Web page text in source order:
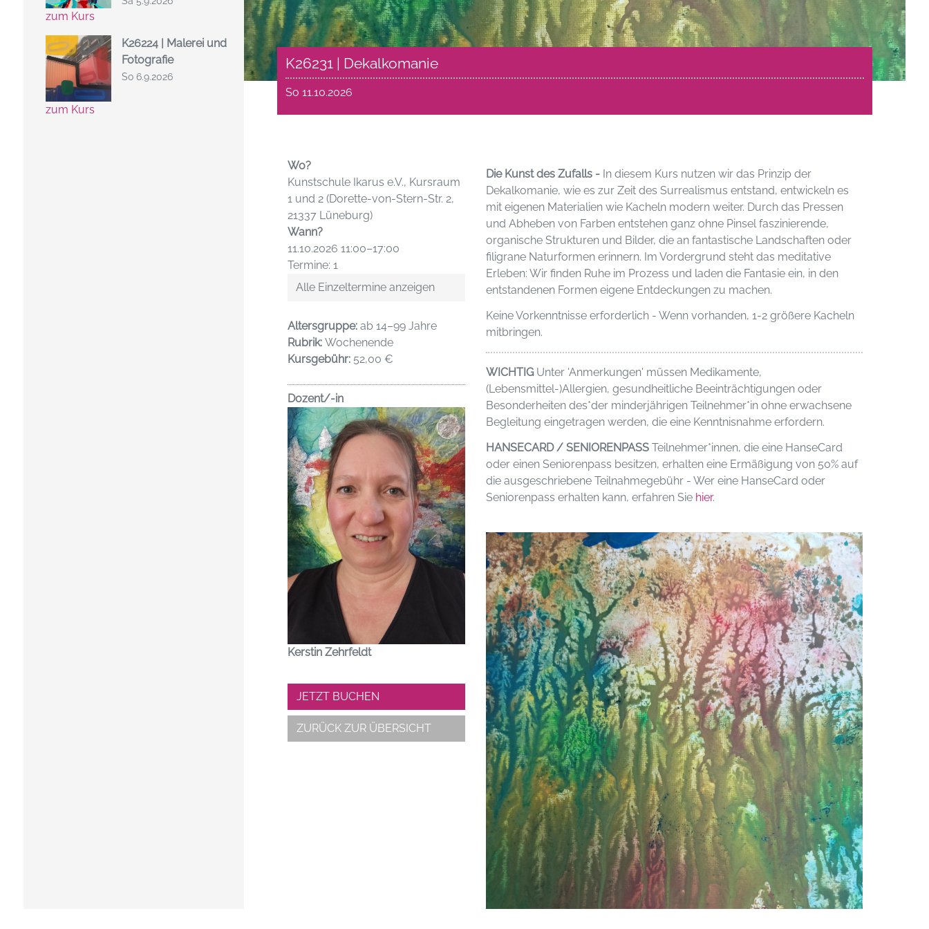
zum Kurs
zum Kurs
K26224 | Malerei und
Fotografie
So 6.9.2026
K26231 | Dekalkomanie
So 11.10.2026
Wo?
Kunstschule Ikarus e.V., Kursraum
1 und 2 (Dorette-von-Stern-Str. 2,
21337 Lüneburg)
Wann?
11.10.2026 11:00–17:00
Termine: 1
Alle Einzeltermine anzeigen
Altersgruppe:ab 14–99 Jahre
Rubrik:Wochenende
Kursgebühr:52,00 €
Dozent/-in
Kerstin Zehrfeldt
JETZT BUCHEN
ZURÜCK ZUR ÜBERSICHT
Die Kunst des Zufalls - In diesem Kurs nutzen wir das Prinzip der
Dekalkomanie, wie es zur Zeit des Surrealismus entstand, entwickeln es
mit eigenen Materialien wie Kacheln modern weiter. Durch das Pressen
und Abheben von Farben entstehen ganz ohne Pinsel faszinierende,
organische Strukturen und Bilder, die an fantastische Landschaften oder
filigrane Naturformen erinnern. Im Vordergrund steht das meditative
Erleben: Wir finden Ruhe im Prozess und laden die Fantasie ein, in den
entstandenen Formen eigene Entdeckungen zu machen.
Keine Vorkenntnisse erforderlich - Wenn vorhanden, 1-2 größere Kacheln
mitbringen.
WICHTIGUnter 'Anmerkungen' müssen Medikamente,
(Lebensmittel-)Allergien, gesundheitliche Beeinträchtigungen oder
Besonderheiten des*der minderjährigen Teilnehmer*in ohne erwachsene
Begleitung eingetragen werden, die eine Kenntnisnahme erfordern.
HANSECARD / SENIORENPASS Teilnehmer*innen, die eine HanseCard
oder einen Seniorenpass besitzen, erhalten eine Ermäßigung von 50% auf
die ausgeschriebene Teilnahmegebühr - Wer eine HanseCard oder
Seniorenpass erhalten kann, erfahren Sie hier.